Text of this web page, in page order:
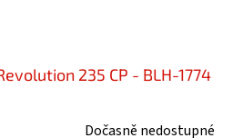
235 CP - BLH-1774
Dočasně nedostupné